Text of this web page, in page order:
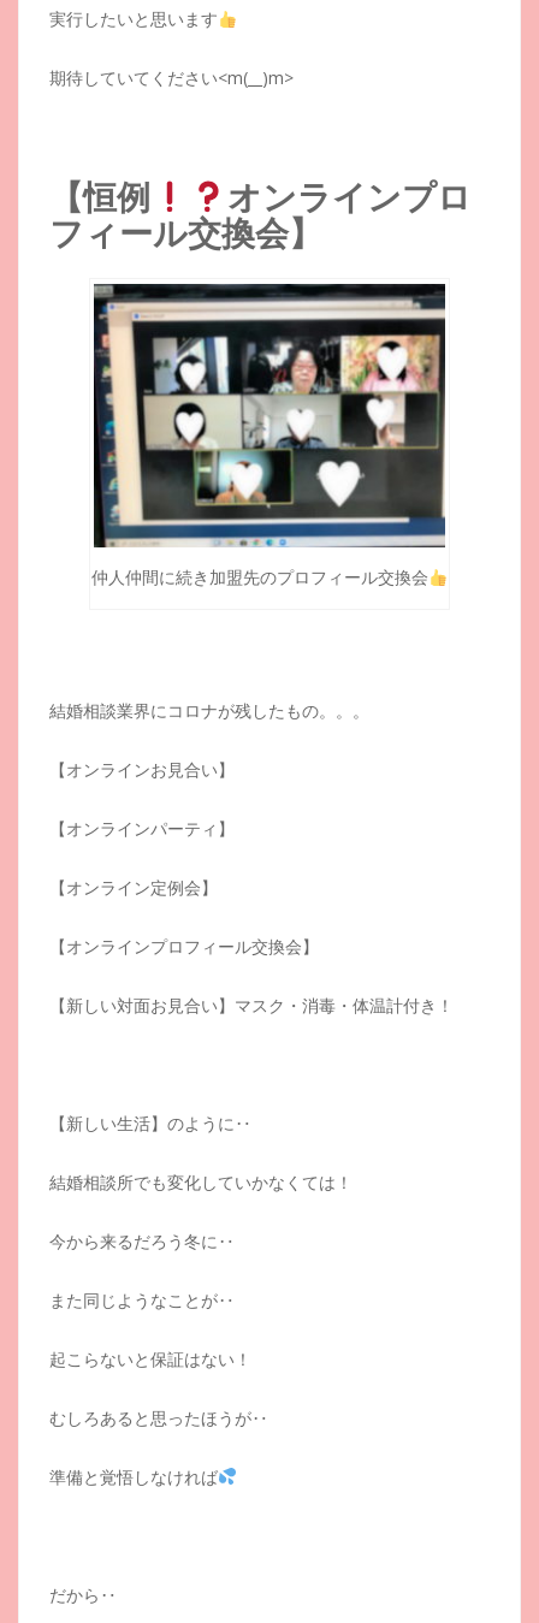
実行したいと思います
期待していてください<m(__)m>
【恒例
オンラインプロ
フィール交換会】
仲人仲間に続き加盟先のプロフィール交換会
結婚相談業界にコロナが残したもの。。。
【オンラインお見合い】
【オンラインパーティ】
【オンライン定例会】
【オンラインプロフィール交換会】
【新しい対面お見合い】マスク・消毒・体温計付き！
【新しい生活】のように‥
結婚相談所でも変化していかなくては！
今から来るだろう冬に‥
また同じようなことが‥
起こらないと保証はない！
むしろあると思ったほうが‥
準備と覚悟しなければ
だから‥